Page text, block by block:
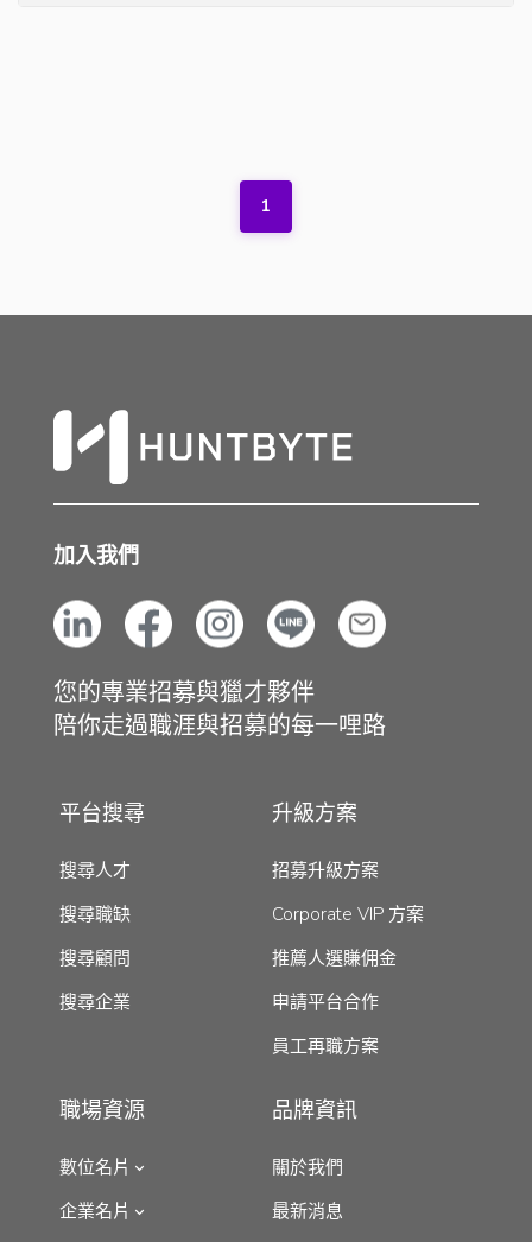
1
加入我們
您的專業招募與獵才夥伴
陪你走過職涯與招募的每一哩路
平台搜尋
搜尋人才
搜尋職缺
搜尋顧問
搜尋企業
升級方案
招募升級方案
Corporate VIP 方案
推薦人選賺佣金
申請平台合作
員工再職方案
職場資源
數位名片
企業名片
品牌資訊
關於我們
最新消息